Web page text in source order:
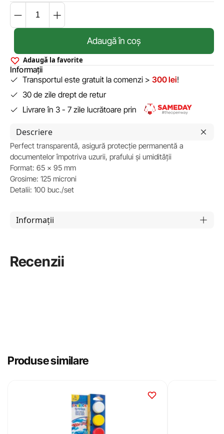
Adaugă în coș
Adaugă la favorite
Informații
Transportul este gratuit la comenzi > 300 lei!
30 de zile drept de retur
Livrare în 3 - 7 zile lucrătoare prin
Descriere
Perfect transparentă, asigură protecție permanentă a
documentelor împotriva uzurii, prafului și umidității
Format: 65 x 95 mm
Grosime: 125 microni
Detalii: 100 buc./set
Informații
Recenzii
Produse similare